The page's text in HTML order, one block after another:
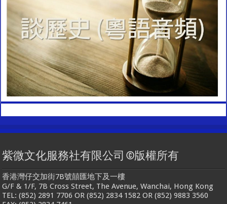
紫微文化服務社有限公司 ©版權所有
香港灣仔交加街7B號囍匯地下及一樓
G/F & 1/F, 7B Cross Street, The Avenue, Wanchai, Hong Kong
TEL: (852) 2891 7706 OR (852) 2834 1582 OR (852) 9883 3560